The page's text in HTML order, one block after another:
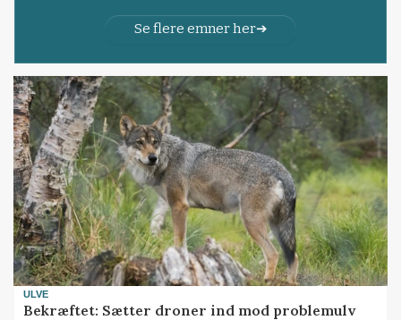
Se flere emner her
ULVE
Bekræftet: Sætter droner ind mod problemulv